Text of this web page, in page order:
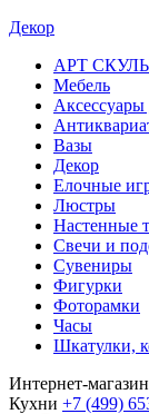
Декор
АРТ
Мебель
Вазы
Декор
Елочные
Люстры
Настенные
Свечи и
Сувениры
Фигурки
Фоторамки
Часы
Шкатулки,
Интернет-магазин
Кухни +7 (499)